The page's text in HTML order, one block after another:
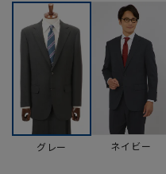
グレー ネイビー